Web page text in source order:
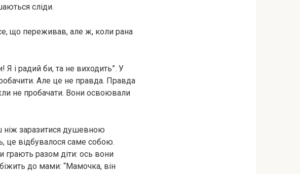
сліди.
що переживав, але ж, коли рана
і радий би, та не виходить”. У
Але це не правда. Правда
не пробачати. Вони освоювали
ніж заразитися душевною
це відбувалося саме собою.
грають разом діти: ось вони
до мами: “Мамочка, він